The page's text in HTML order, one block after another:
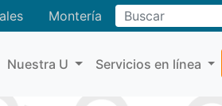
MonteríaBuscar
Nuestra U Servicios en línea